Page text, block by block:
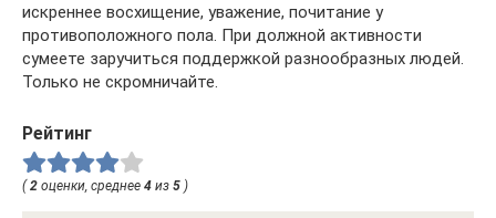
искреннее восхищение, уважение, почитание у
противоположного пола. При должной активности
сумеете заручиться поддержкой разнообразных людей.
Только не скромничайте.
Рейтинг
(2 оценки, среднее 4 из 5 )